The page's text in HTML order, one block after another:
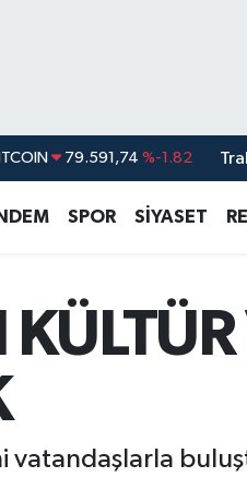
DOLAR 45,43620 %0.02
BİST100 14.598,00 %0
79.591,74 %-1.82
SPOR SİYASET
vatandaşlarla